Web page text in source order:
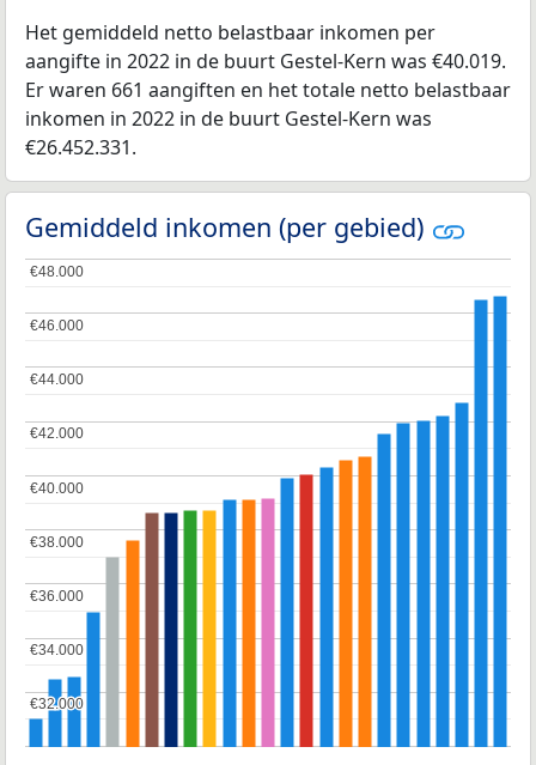
Het gemiddeld netto belastbaar inkomen per
aangifte in 2022 in de buurt Gestel-Kern was €40.019.
Er waren 661 aangiften en het totale netto belastbaar
inkomen in 2022 in de buurt Gestel-Kern was
€26.452.331.
Gemiddeld inkomen (per gebied)
€32.000
€32.000
€34.000
€34.000
€36.000
€36.000
€38.000
€38.000
€40.000
€40.000
€42.000
€42.000
€44.000
€44.000
€46.000
€46.000
€48.000
€48.000